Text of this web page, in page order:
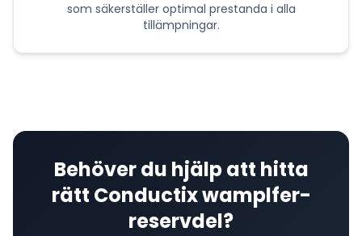
som säkerställer optimal prestanda i alla
tillämpningar.
Behöver du hjälp att hitta
rätt Conductix wamplfer-
reservdel?